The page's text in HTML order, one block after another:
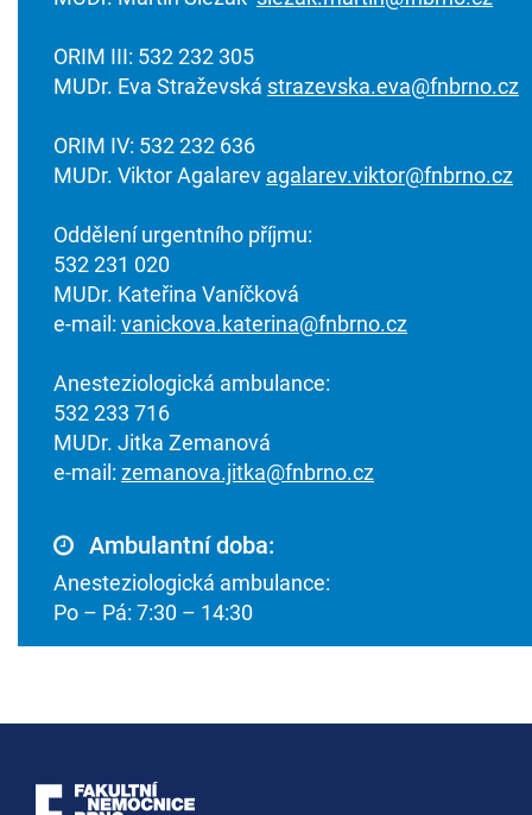
ORIM III: 532 232 305
MUDr. Eva Straževská strazevska.eva@fnbrno.cz
ORIM IV: 532 232 636
MUDr. Viktor Agalarev agalarev.viktor@fnbrno.cz
Oddělení urgentního příjmu:
532 231 020
MUDr. Kateřina Vaníčková
e-mail: vanickova.katerina@fnbrno.cz
Anesteziologická ambulance:
532 233 716
MUDr. Jitka Zemanová
e-mail: zemanova.jitka@fnbrno.cz
Ambulantní doba:
Anesteziologická ambulance:
Po – Pá: 7:30 – 14:30